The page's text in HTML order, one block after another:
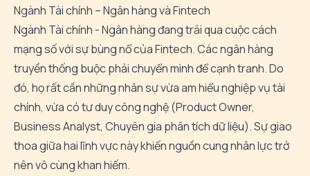
Ngành Tài chính – Ngân hàng và Fintech
Ngành Tài chính - Ngân hàng đang trải qua cuộc cách
mạng số với sự bùng nổ của Fintech. Các ngân hàng
truyền thống buộc phải chuyển mình để cạnh tranh. Do
đó, họ rất cần những nhân sự vừa am hiểu nghiệp vụ tài
chính, vừa có tư duy công nghệ (Product Owner,
Business Analyst, Chuyên gia phân tích dữ liệu). Sự giao
thoa giữa hai lĩnh vực này khiến nguồn cung nhân lực trở
nên vô cùng khan hiếm.